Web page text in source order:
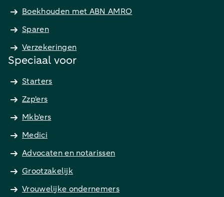
Boekhouden met ABN AMRO
Sparen
Verzekeringen
Speciaal voor
Starters
Zzp'ers
Mkb'ers
Medici
Advocaten en notarissen
Grootzakelijk
Vrouwelijke ondernemers